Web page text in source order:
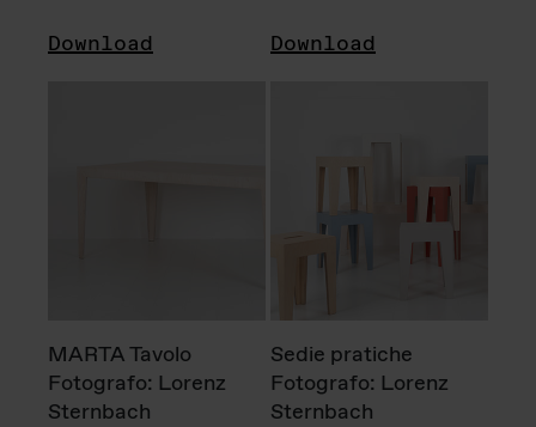
Download Download
MARTA Tavolo
Fotografo: Lorenz
Sternbach
Sedie pratiche
Fotografo: Lorenz
Sternbach